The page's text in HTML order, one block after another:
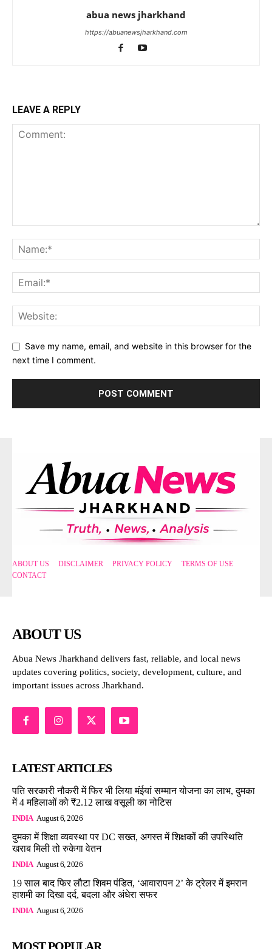
abua news jharkhand
https://abuanewsjharkhand.com
LEAVE A REPLY
Save my name, email, and website in this browser for the
next time I comment.
ABOUT US DISCLAIMER PRIVACY POLICY
TERMS OF USE
CONTACT
ABOUT US
Abua News Jharkhand delivers fast, reliable, and local news
updates covering politics, society, development, culture, and
important issues across Jharkhand.
LATEST ARTICLES
पति सरकारी नौकरी में फिर भी लिया मंईयां सम्मान योजना का लाभ, दुमका
में 4 महिलाओं को ₹2.12 लाख वसूली का नोटिस
INDIA August 6, 2026
दुमका में शिक्षा व्यवस्था पर DC सख्त, अगस्त में शिक्षकों की उपस्थिति
खराब मिली तो रुकेगा वेतन
INDIA August 6, 2026
19 साल बाद फिर लौटा शिवम पंडित, ‘आवारापन 2’ के ट्रेलर में इमरान
हाशमी का दिखा दर्द, बदला और अंधेरा सफर
INDIA August 6, 2026
MOST POPULAR